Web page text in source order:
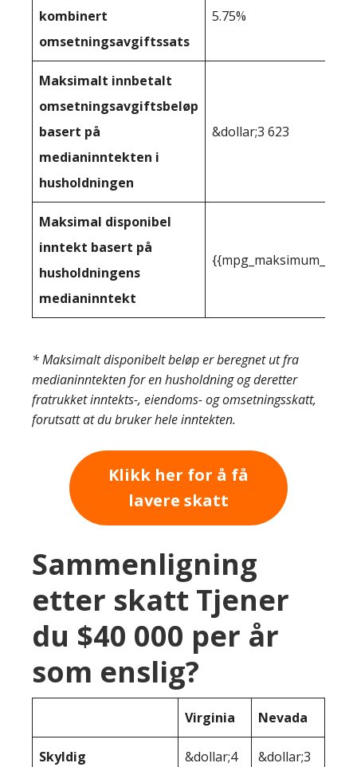
kombinert
omsetningsavgiftssats
5.75%
Maksimalt innbetalt
omsetningsavgiftsbeløp
basert på
medianinntekten i
husholdningen
&dollar;3 623
Maksimal disponibel
inntekt basert på
husholdningens
medianinntekt
* Maksimalt disponibelt beløp er beregnet ut fra
medianinntekten for en husholdning og deretter
fratrukket inntekts-, eiendoms- og omsetningsskatt,
forutsatt at du bruker hele inntekten.
Klikk her for å få
lavere skatt
Sammenligning
etter skatt Tjener
du $40 000 per år
som enslig?
Virginia Nevada
Skyldig
&dollar;4
&dollar;3